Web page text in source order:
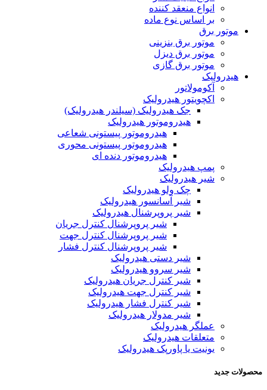
انواع منعقد کننده
بر اساس نوع ماده
موتور برق
موتور برق بنزینی
موتور برق دیزل
موتور برق گازی
هیدرولیک
آکومولاتور
اکچویتور هیدرولیک
جک هیدرولیک (سیلندر هیدرولیک)
هیدروموتور هیدرولیک
هیدروموتور پیستونی شعاعی
هیدروموتور پیستونی محوری
هیدروموتور دنده ای
پمپ هیدرولیک
شیر هیدرولیک
چک ولو هیدرولیک
شیر آسانسور هیدرولیک
شیر پروپرشنال هیدرولیک
شیر پروپرشنال کنترل جریان
شیر پروپرشنال کنترل جهت
شیر پروپرشنال کنترل فشار
شیر دستی هیدرولیک
شیر سروو هیدرولیک
شیر کنترل جریان هیدرولیک
شیر کنترل جهت هیدرولیک
شیر کنترل فشار هیدرولیک
شیر مدولار هیدرولیک
عملگر هیدرولیک
متعلقات هیدرولیک
یونیت یا پاورپک هیدرولیک
محصولات جدید